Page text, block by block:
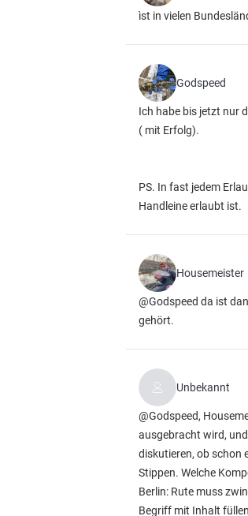
ìst in vielen
Godspeed
Ich habe bis jetzt nur
( mit Erfolg).
PS. In fast jedem
Handleine erlaubt ist.
Housemeister
@Godspeed da ist
gehört.
Unbekannt
@Godspeed,
ausgebracht wird,
diskutieren, ob schon
Stippen. Welche
Berlin: Rute muss
Begriff mit Inhalt